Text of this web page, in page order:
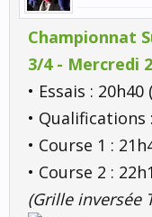
Championnat
3/4 - Mercredi
• Essais :
• Qualifications
• Course 1 :
• Course 2 :
(Grille inversée